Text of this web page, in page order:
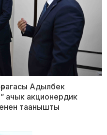
Адылбек
ачык акционердик
таанышты